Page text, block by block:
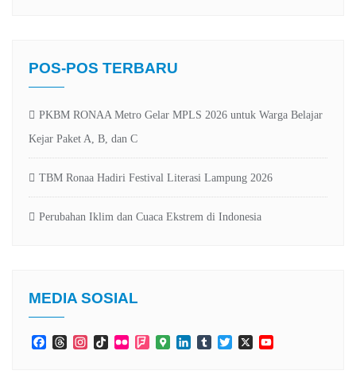
POS-POS TERBARU
PKBM RONAA Metro Gelar MPLS 2026 untuk Warga Belajar
Kejar Paket A, B, dan C
TBM Ronaa Hadiri Festival Literasi Lampung 2026
Perubahan Iklim dan Cuaca Ekstrem di Indonesia
MEDIA SOSIAL
FacebookThreadsInstagramTikTokFlickr Foursquare
GoogleLinkedInTumblrTwitter
X